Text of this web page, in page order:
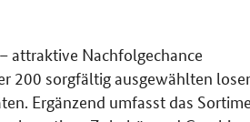
attraktive Nachfolgechance
200 sorgfältig ausgewählten losen
Ergänzend umfasst das